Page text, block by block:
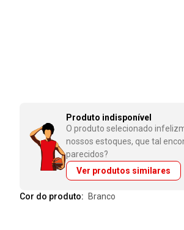
Produto indisponível
O produto selecionado
nossos estoques, que tal
parecidos?
Ver produtos similares
Cor do produto: branco